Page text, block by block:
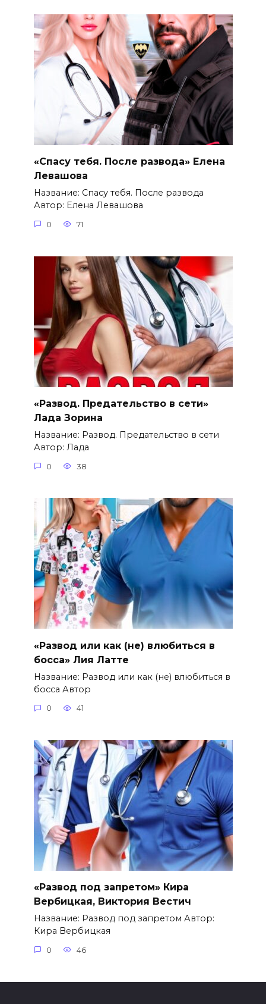
«Спасу тебя. После развода» Елена
Левашова
Название: Спасу тебя. После развода
Автор: Елена Левашова
0 71
«Развод. Предательство в сети»
Лада Зорина
Название: Развод. Предательство в сети
Автор: Лада
0 38
«Развод или как (не) влюбиться в
босса» Лия Латте
Название: Развод или как (не) влюбиться в
босса Автор
0 41
«Развод под запретом» Кира
Вербицкая, Виктория Вестич
Название: Развод под запретом Автор:
Кира Вербицкая
0 46